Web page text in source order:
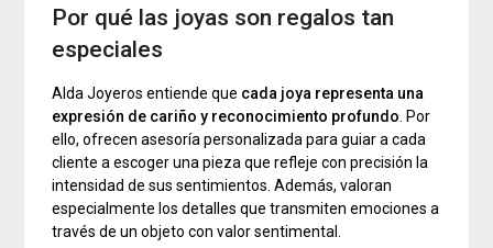
Por qué las joyas son regalos tan
especiales
Alda Joyeros entiende que cada joya representa una
expresión de cariño y reconocimiento profundo . Por
ello, ofrecen asesoría personalizada para guiar a cada
cliente a escoger una pieza que refleje con precisión la
intensidad de sus sentimientos. Además, valoran
especialmente los detalles que transmiten emociones a
través de un objeto con valor sentimental.